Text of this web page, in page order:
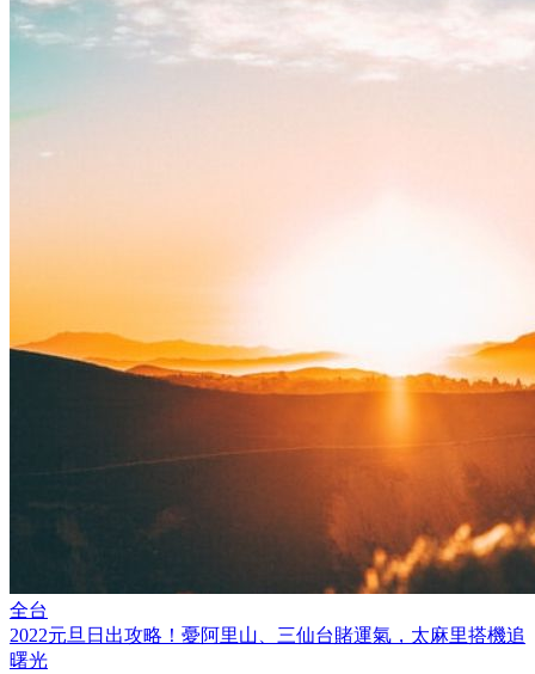
全台
2022元旦日出攻略！憂阿里山、三仙台賭運氣，太麻里搭機追
曙光